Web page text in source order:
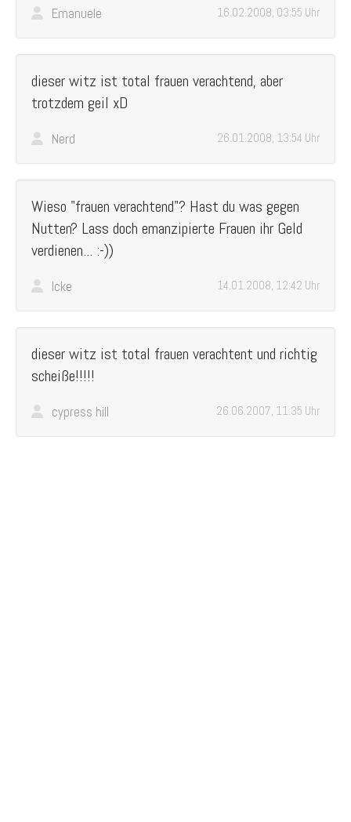
Emanuele 16.02.2008, 03:55 Uhr
dieser witz ist total frauen verachtend, aber
trotzdem geil xD
Nerd 26.01.2008, 13:54 Uhr
Wieso "frauen verachtend"? Hast du was gegen
Nutten? Lass doch emanzipierte Frauen ihr Geld
verdienen... :-))
Icke 14.01.2008, 12:42 Uhr
dieser witz ist total frauen verachtent und richtig
scheiße!!!!!
cypress hill 26.06.2007, 11:35 Uhr